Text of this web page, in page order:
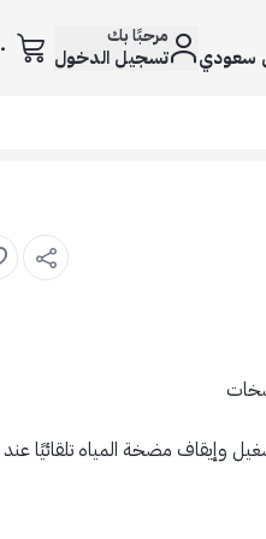
سعودي
مرحبًا بك
تسجيل الدخول ٠
وإيقاف مضخة المياه تلقائيًا عند